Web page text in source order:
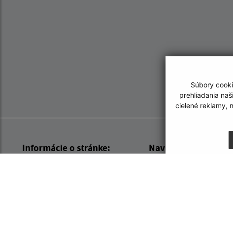
Súbory
prehliadania
cielené reklamy,
Informácie o stránke: Navigácia: